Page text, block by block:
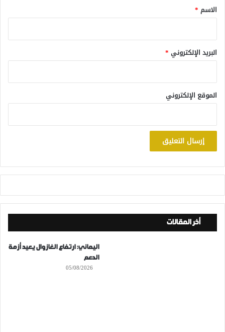
*
الاسم *
البريد الإلكتروني *
الموقع الإلكتروني
أخر المقالات
اليماني: ارتفاع الغازوال يعيد أزمة
الدعم
05/08/2026